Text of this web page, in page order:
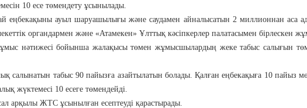
10 есе төмендету ұсынылады.
еңбекақыны ауыл шаруашылығы және саудамен айналысатын 2 миллионнан аса
органдармен және «Атамекен» Ұлттық кәсіпкерлер палатасымен бірлескен
нәтижесі бойынша жалақысы төмен жұмысшылардың жеке табыс салығын
салынатын табыс 90 пайызға азайтылатын болады. Қалған еңбекақыға 10 пайыз
жүктемесі 10 есеге төмендейді.
арқылы ЖТС ұсынылған есептеуді қарастырады.